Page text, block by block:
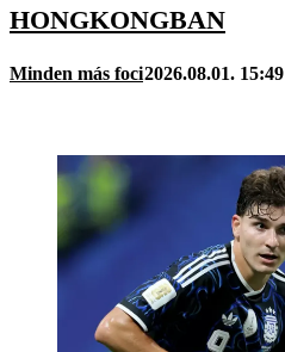
HONGKONGBAN
Minden más foci2026.08.01. 15:49